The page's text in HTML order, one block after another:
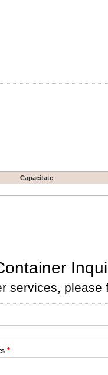
Capacitate